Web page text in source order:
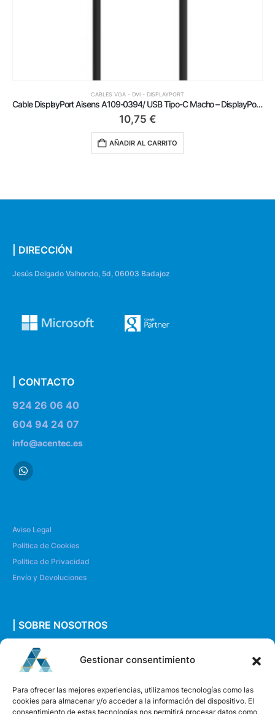
Gestionar consentimiento
Para ofrecer las mejores experiencias, utilizamos tecnologías como las
cookies para almacenar y/o acceder a la información del dispositivo. El
consentimiento de estas tecnologías nos permitirá procesar datos como
CABLES VGA - DVI - DISPLAYPORT
Cable DisplayPort Aisens A109-0394/ USB Tipo-C Macho – DisplayPort Macho/ Hasta 27W/ 1250Mbps/ 80cm/ Negro
10,75 €
AÑADIR AL CARRITO
| DIRECCIÓN
Jesús Delgado Valhondo, 5d, 06003 Badajoz
| CONTACTO
924 26 06 40
604 94 24 07
info@acentec.es
Aviso Legal
Política de Cookies
Política de Privacidad
Envío y Devoluciones
| SOBRE NOSOTROS
Quiénes somos
Envíanos un mensaje